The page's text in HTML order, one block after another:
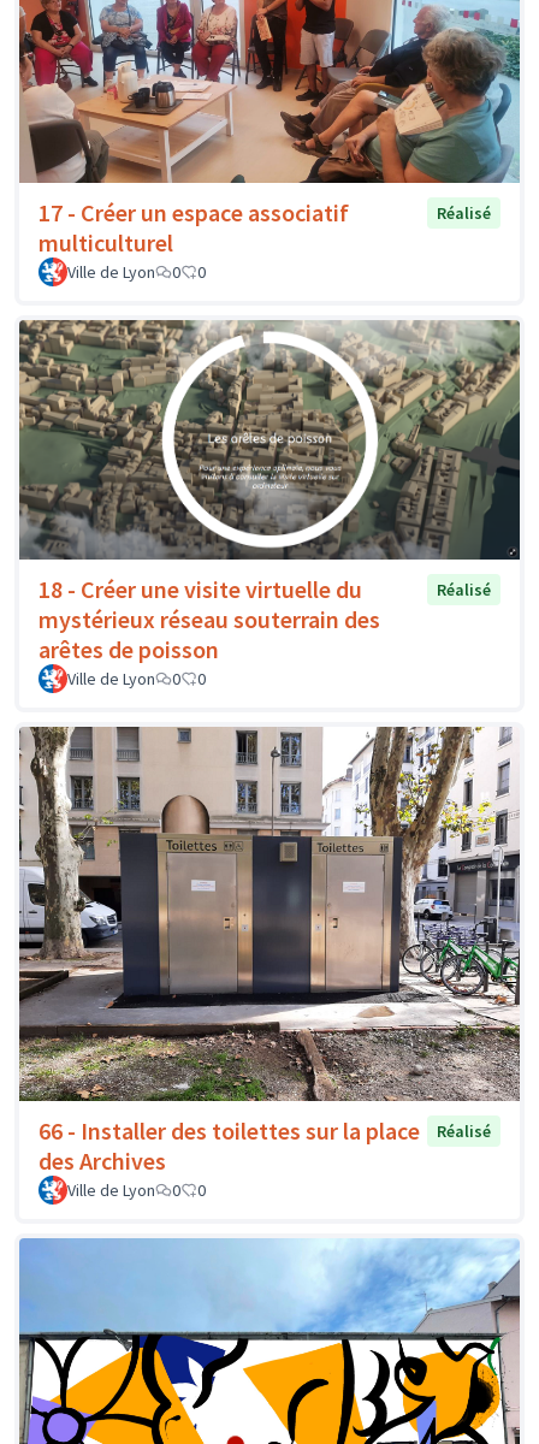
17 - Créer un espace associatif
multiculturel
Réalisé
Ville de Lyon 0 0
18 - Créer une visite virtuelle du
mystérieux réseau souterrain des
arêtes de poisson
Réalisé
Ville de Lyon 0 0
66 - Installer des toilettes sur la place
des Archives
Réalisé
Ville de Lyon 0 0